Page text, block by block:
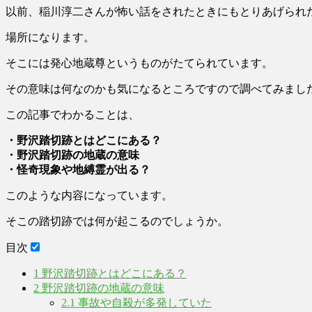
以前、稲川淳二さんが怖い話をされたときにもとりあげられ
場所になります。
そこには発心地蔵尊というものがたてられています。
その意味は何なのかも気になるところですので調べてみまし
この記事でわかることは、
・野沢踏切跡とはどこにある？
・野沢踏切跡の地蔵の意味
・怪奇現象や地縛霊が出る？
このような内容になっています。
そこの踏切跡では何が起こるのでしょうか。
目次
1 野沢踏切跡とはどこにある？
2 野沢踏切跡の地蔵の意味
2.1 事故や自殺が多発していた